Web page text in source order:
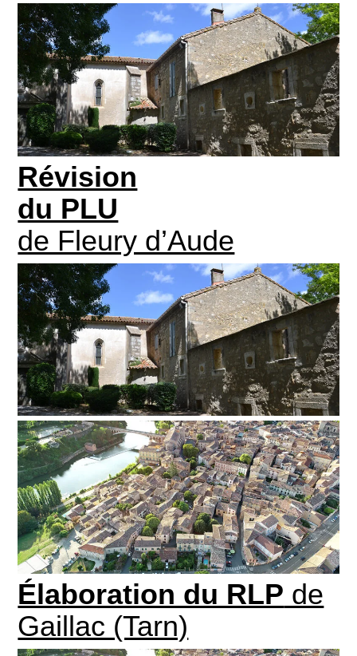
Révision
du PLU
de Fleury d’Aude
Élaboration du RLP de
Gaillac (Tarn)